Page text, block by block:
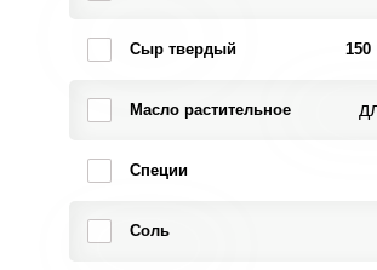
Сыр твердый 150
Масло растительное
Специи
Соль